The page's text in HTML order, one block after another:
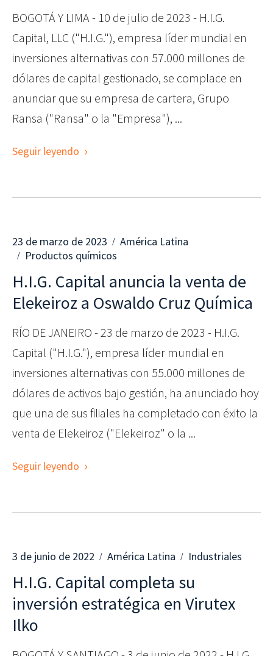
BOGOTÁ Y LIMA - 10 de julio de 2023 - H.I.G.
Capital, LLC ("H.I.G."), empresa líder mundial en
inversiones alternativas con 57.000 millones de
dólares de capital gestionado, se complace en
anunciar que su empresa de cartera, Grupo
Ransa ("Ransa" o la "Empresa"), ...
Seguir leyendo
23 de marzo de 2023
América Latina
Productos químicos
H.I.G. Capital anuncia la venta de
Elekeiroz a Oswaldo Cruz Química
RÍO DE JANEIRO - 23 de marzo de 2023 - H.I.G.
Capital ("H.I.G."), empresa líder mundial en
inversiones alternativas con 55.000 millones de
dólares de activos bajo gestión, ha anunciado hoy
que una de sus filiales ha completado con éxito la
venta de Elekeiroz ("Elekeiroz" o la ...
Seguir leyendo
3 de junio de 2022 América Latina Industriales
H.I.G. Capital completa su
inversión estratégica en Virutex
Ilko